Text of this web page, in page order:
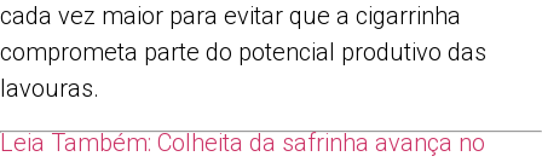
cada vez maior para evitar que a cigarrinha
comprometa parte do potencial produtivo das
lavouras.
Leia Também: Colheita da safrinha avança no